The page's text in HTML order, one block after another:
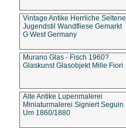
Vintage Antike Herrliche Seltene
Jugendstil Wandfliese Gemarkt
G West Germany
Murano Glas - Fisch 1960?
Glaskunst Glasobjekt Mille Fiori
Alte Antike Lupenmalerei
Miniaturmalerei Signiert Seguin
Um 1860/1880